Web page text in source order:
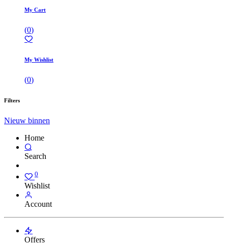
My Cart
(0)
My Wishlist
(0)
Filters
Nieuw binnen
Home
Search
0
Wishlist
Account
Offers